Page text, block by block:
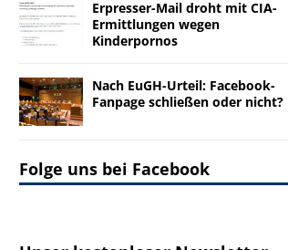
Erpresser-Mail droht mit CIA-
Ermittlungen wegen
Kinderpornos
Nach EuGH-Urteil: Facebook-
Fanpage schließen oder nicht?
Folge uns bei Facebook